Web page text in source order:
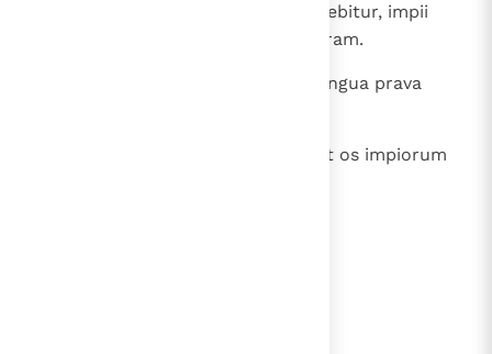
Iustus in aeternum non commovebitur, impii
autem non habitabunt super terram.
Os iusti germinabit sapientiam, lingua prava
Labia iusti considerant placita, et os impiorum